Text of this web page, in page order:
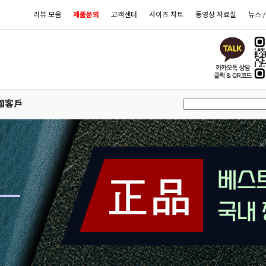
리뷰 모음 제품문의 고객센터 사이즈 차트 동영상 자료실 뉴스
客戶